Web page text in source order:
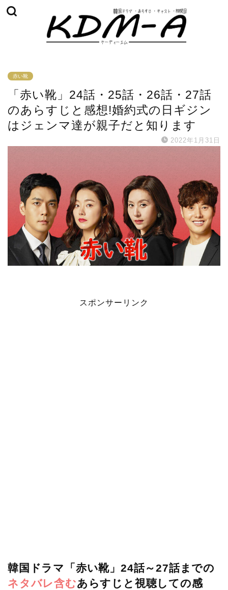
赤い靴
「赤い靴」24話・25話・26話・27話
のあらすじと感想!婚約式の日ギジン
はジェンマ達が親子だと知ります
2022年1月31日
スポンサーリンク
韓国ドラマ「赤い靴」24話～27話までの
ネタバレ含むあらすじと視聴しての感